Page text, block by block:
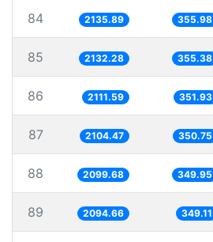
84 2135.89 355.98
85 2132.28 355.38
86 2111.59 351.93
87 2104.47 350.75
88 2099.68 349.95
89 2094.66 349.11